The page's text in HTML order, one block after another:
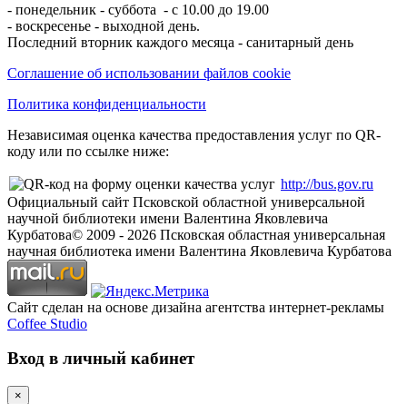
- понедельник - суббота - с 10.00 до 19.00
- воскресенье - выходной день.
Последний вторник каждого месяца - санитарный день
Соглашение об использовании файлов cookie
Политика конфиденциальности
Независимая оценка качества предоставления услуг по QR-
коду или по ссылке ниже:
http://bus.gov.ru
Официальный сайт Псковской областной универсальной
научной библиотеки имени Валентина Яковлевича
Курбатова© 2009 - 2026 Псковская областная универсальная
научная библиотека имени Валентина Яковлевича Курбатова
Сайт сделан на основе дизайна агентства интернет-рекламы
Coffee Studio
Вход в личный кабинет
×